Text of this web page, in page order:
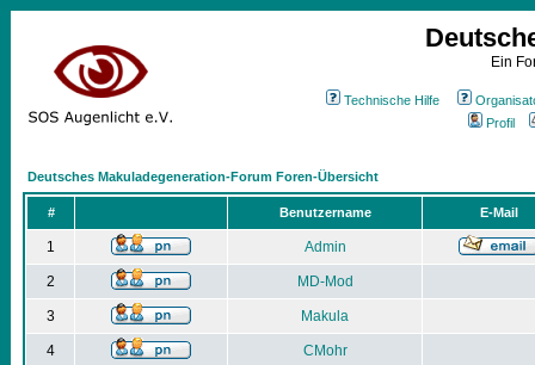
Ein
Technische Hilfe
Profil
Deutsches Makuladegeneration-Forum Foren-Übersicht
# Benutzername E-Mail
1 Admin
2 MD-Mod
3 Makula
4 CMohr